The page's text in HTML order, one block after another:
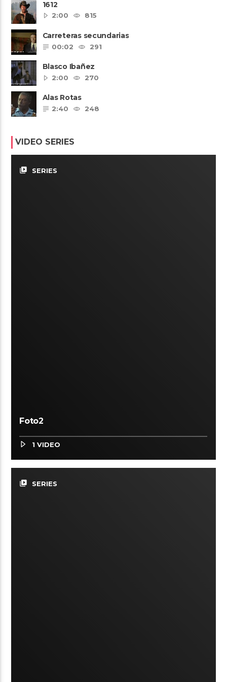
1612
2:00
815
Carreteras secundarias
00:02
291
Blasco Ibañez
2:00
270
Alas Rotas
2:40
248
VIDEO SERIES
video_library SERIES
Foto2
1 VIDEO
video_library SERIES